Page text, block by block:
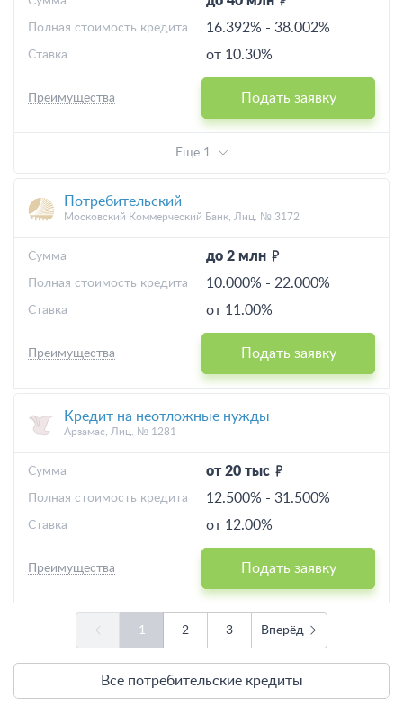
16.392% - 38.002%
Полная стоимость кредита
от 10.30%
Ставка
Подать заявку
Преимущества
Еще 1
Потребительский
Московский Коммерческий Банк, Лиц. № 3172
до 2 млн
Cумма
10.000% - 22.000%
Полная стоимость кредита
от 11.00%
Ставка
Подать заявку
Преимущества
Кредит на неотложные нужды
Арзамас, Лиц. № 1281
от 20 тыс
Cумма
12.500% - 31.500%
Полная стоимость кредита
от 12.00%
Ставка
Подать заявку
Преимущества
1 2 3 Вперёд
Все потребительские кредиты